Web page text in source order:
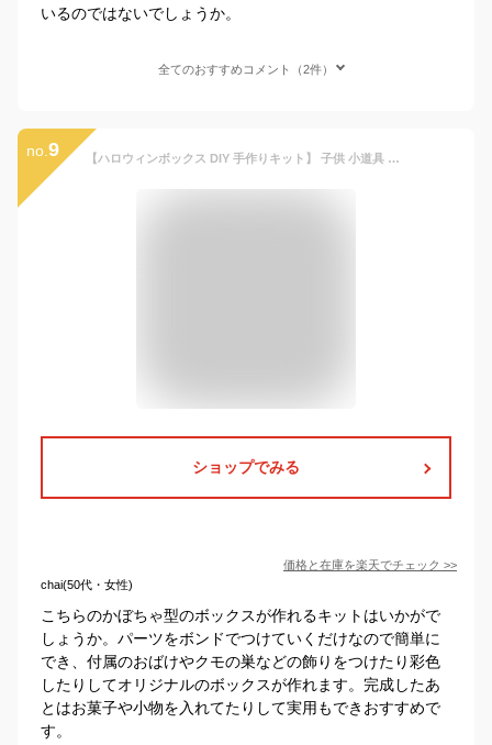
いるのではないでしょうか。
全てのおすすめコメント（2件）
no. 9 【ハロウィンボックス DIY 手作りキット】 子供 小道具 パンプキン ジャックオーランタン 箱 お菓子入れ 小物 ハンドメイド 工作 木製 置き物 飾り ベニヤ コウモリ クモ オバケ 蜘蛛 ワークショップ 木育 木のある暮らし Morock Village オリジナル
ショップでみる
価格と在庫を楽天でチェック >>
chai(50代・女性)
こちらのかぼちゃ型のボックスが作れるキットはいかがで
しょうか。パーツをボンドでつけていくだけなので簡単に
でき、付属のおばけやクモの巣などの飾りをつけたり彩色
したりしてオリジナルのボックスが作れます。完成したあ
とはお菓子や小物を入れてたりして実用もできおすすめで
す。